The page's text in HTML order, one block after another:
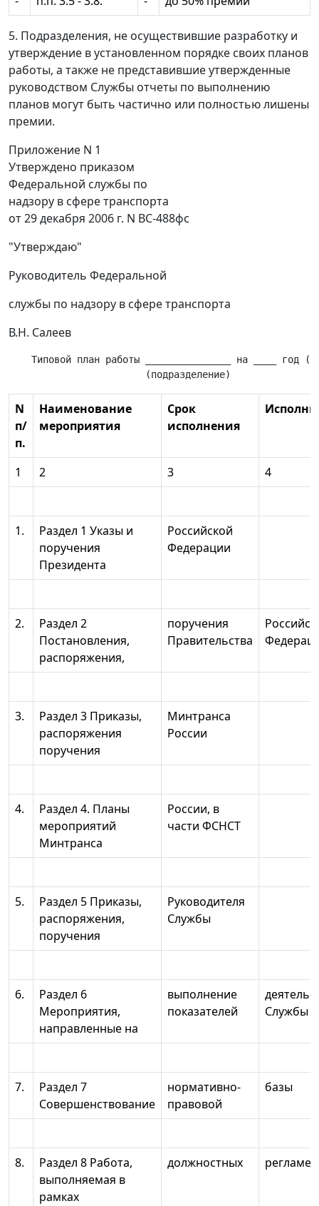
5. Подразделения, не осуществившие разработку и
утверждение в установленном порядке своих планов
работы, а также не представившие утвержденные
руководством Службы отчеты по выполнению
планов могут быть частично или полностью лишены
премии.
Приложение N 1
Утверждено приказом
Федеральной службы по
надзору в сфере транспорта
от 29 декабря 2006 г. N ВС-488фс
"Утверждаю"
Руководитель Федеральной
службы по надзору в сфере транспорта
В.Н. Салеев
Типовой план работы _______________ на ____ год
N
п/
п.
Наименование
мероприятия
Срок
исполнения
1 2 3 4
1.
Раздел 1 Указы и
поручения
Президента
Российской
Федерации
2.
Раздел 2
Постановления,
распоряжения,
поручения
Правительства
3.
Раздел 3 Приказы,
распоряжения
поручения
Минтранса
России
4.
Раздел 4. Планы
мероприятий
Минтранса
России, в
части ФСНСТ
5.
Раздел 5 Приказы,
распоряжения,
поручения
Руководителя
Службы
6.
Раздел 6
Мероприятия,
направленные на
выполнение
показателей
Службы
7.
Раздел 7
Совершенствование
нормативно-
правовой
базы
8.
Раздел 8 Работа,
выполняемая в
рамках
должностных